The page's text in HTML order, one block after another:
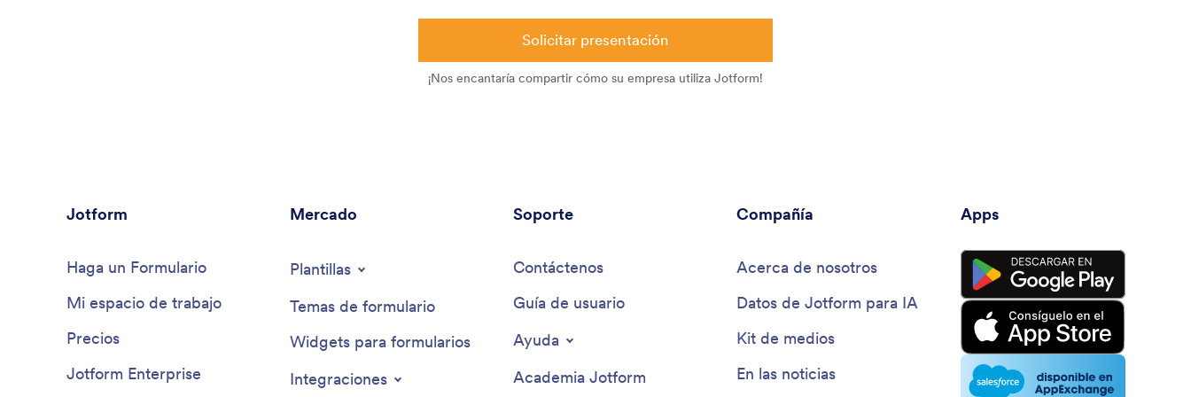
Solicitar presentación
¡Nos encantaría compartir cómo su empresa utiliza Jotform!
Jotform
Regístrese
Haga un Formulario
Mi espacio de trabajo
Precios
Mercado
Plantillas
Temas de formulario
Widgets para formularios
Integraciones
Soporte
Contáctenos
Guía de usuario
Ayuda
Academia Jotform
Compañía
Acerca de nosotros
Datos de Jotform para IA
Kit de medios
En las noticias
Apps